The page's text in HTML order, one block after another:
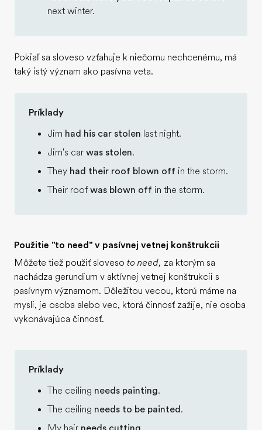
next winter.
Pokiaľ sa sloveso vzťahuje k niečomu nechcenému, má
taký istý význam ako pasívna veta.
Príklady
Jim had his car stolen last night.
Jim's car was stolen.
They had their roof blown off in the storm.
Their roofwas blown off in the storm.
Použitie "to need" v pasívnej vetnej konštrukcii
Môžete tiež použiť sloveso to need, za ktorým sa
nachádza gerundium v aktívnej vetnej konštrukcii s
pasívnym významom. Dôležitou vecou, ktorú máme na
mysli, je osoba alebo vec, ktorá činnosť zažije, nie osoba
vykonávajúca činnosť.
Príklady
The ceiling needs painting.
The ceiling needs to be painted .